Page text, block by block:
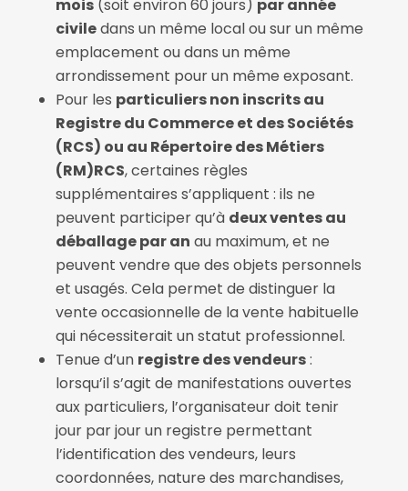
mois(soit environ 60 jours) par année
civiledans un même local ou sur un même
emplacement ou dans un même
arrondissement pour un même exposant.
Pour les particuliers non inscrits au
Registre du Commerce et des Sociétés
(RCS) ou au Répertoire des Métiers
(RM)RCS, certaines règles
supplémentaires s’appliquent : ils ne
peuvent participer qu’à deux ventes au
déballage par an au maximum, et ne
peuvent vendre que des objets personnels
et usagés. Cela permet de distinguer la
vente occasionnelle de la vente habituelle
qui nécessiterait un statut professionnel.
Tenue d’un registre des vendeurs:
lorsqu’il s’agit de manifestations ouvertes
aux particuliers, l’organisateur doit tenir
jour par jour un registre permettant
l’identification des vendeurs, leurs
coordonnées, nature des marchandises,